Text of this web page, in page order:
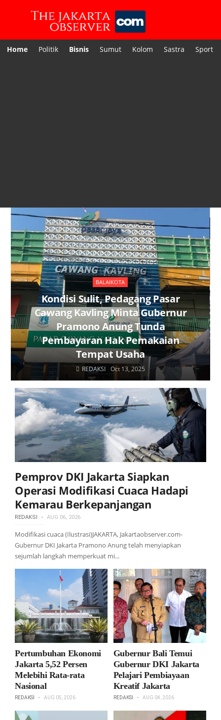
Home Politik Bisnis Sumut Kolom Sastra Sport
BALAIKOTA
Kondisi Sulit, Pedagang Pasar
Cawang Kavling Minta Gubernur
Pramono Anung Tunda
Pembayaran Hak Pemakaian
Tempat Usaha
REDAKSI Oct 13, 2025
Pemprov DKI Jakarta Siapkan
Operasi Modifikasi Cuaca Hadapi
Kemarau Berkepanjangan
REDAKSI AUG 06, 2026
Modifikasi cuaca (Ilustrasi)JAKARTA, Jakartaobserver.com-
Gubernur DKI Jakarta Pramono Anung telah menyiapkan
sejumlah langkah memperkuat mi...
Pertumbuhan Ekonomi
Jakarta 5,52 Persen
Melebihi Rata-rata
Nasional
REDAKSI AUG 05, 2026
Gubernur Bali Temui
Gubernur DKI Jakarta
Pelajari Pembiayaan
Kreatif Jakarta
REDAKSI AUG 04, 2026